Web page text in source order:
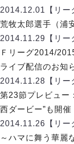
クラブ
チケット
メディア情報
フットサル日本代
その他
順位表
戦績表
警告・退場・出
個人ランキング
個人ランキング
個人ランキング
個人ランキング
メットライフ
メットライフ
エスポラーダ
バルドラー
フウガドール
しながわシ
立川アスレ
ペスカドーラ
湘南ベルマ
ボアルース
チケットを
アリーナ情
リーグ概要
リーグ概要
過去の記録
2014.12.01
【リー
荒牧太郎選手（浦
2014.11.29 【リー
Ｆリーグ2014/
ライブ配信のお知
2014.11.28 【リー
第23節プレビュー
西ダービー”も開催
2014.11.26 【リー
～ハマに舞う華麗